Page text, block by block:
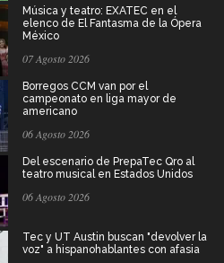
Música y teatro: EXATEC en el
elenco de El Fantasma de la Ópera
México
07 Agosto 2026
Borregos CCM van por el
campeonato en liga mayor de
americano
06 Agosto 2026
Del escenario de PrepaTec Qro al
teatro musical en Estados Unidos
06 Agosto 2026
Tec y UT Austin buscan "devolver la
voz" a hispanohablantes con afasia